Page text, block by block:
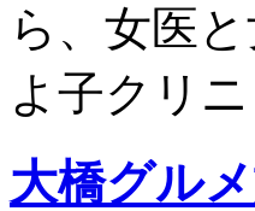
ら、女医
よ子クリ
大橋グル